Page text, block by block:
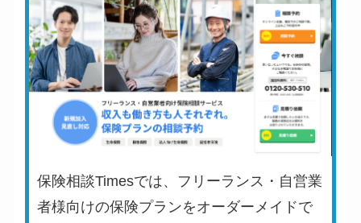
保険相談Timesでは、フリーランス・自営業
者様向けの保険プランをオーダーメイドで